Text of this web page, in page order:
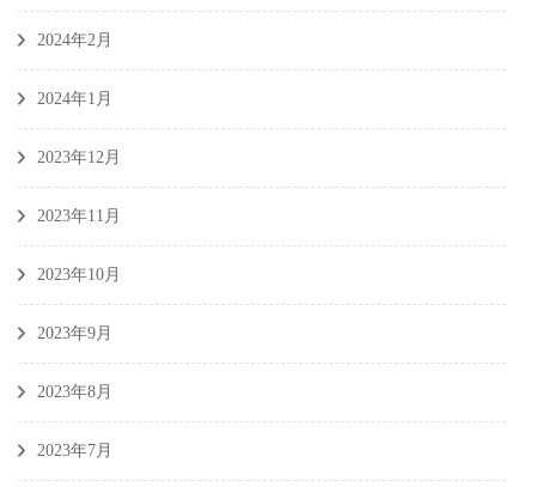
2024年2月
2024年1月
2023年12月
2023年11月
2023年10月
2023年9月
2023年8月
2023年7月